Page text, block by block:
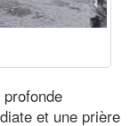
et une prière